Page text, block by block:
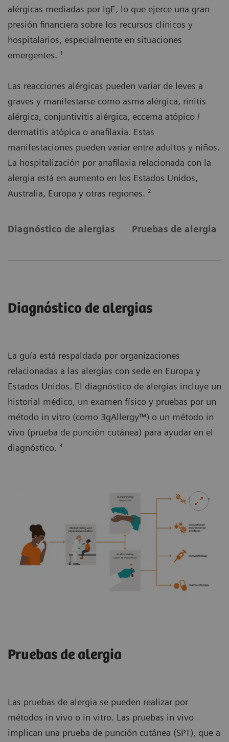
alérgicas mediadas por IgE, lo que ejerce una gran
presión financiera sobre los recursos clínicos y
hospitalarios, especialmente en situaciones
emergentes. ¹
Las reacciones alérgicas pueden variar de leves a
graves y manifestarse como asma alérgica, rinitis
alérgica, conjuntivitis alérgica, eccema atópico /
dermatitis atópica o anafilaxia. Estas
manifestaciones pueden variar entre adultos y niños.
La hospitalización por anafilaxia relacionada con la
alergia está en aumento en los Estados Unidos,
Australia, Europa y otras regiones. ²
Diagnóstico de alergias Pruebas de alergia
Diagnóstico de alergias
La guía está respaldada por organizaciones
relacionadas a las alergias con sede en Europa y
Estados Unidos. El diagnóstico de alergias incluye un
historial médico, un examen físico y pruebas por un
método in vitro (como 3gAllergy™) o un método in
vivo (prueba de punción cutánea) para ayudar en el
diagnóstico. ³
Pruebas de alergia
Las pruebas de alergia se pueden realizar por
métodos in vivo o in vitro. Las pruebas in vivo
implican una prueba de punción cutánea (SPT), que a